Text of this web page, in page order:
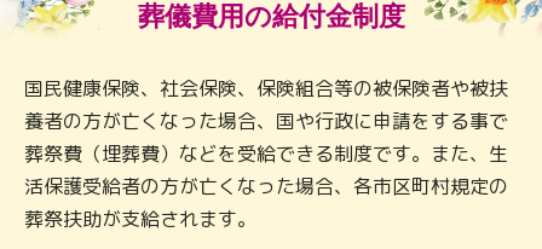
葬儀費用の給付金制度
国民健康保険、社会保険、保険組合等の被保険者や被扶
養者の方が亡くなった場合、国や行政に申請をする事で
葬祭費（埋葬費）などを受給できる制度です。また、生
活保護受給者の方が亡くなった場合、各市区町村規定の
葬祭扶助が支給されます。